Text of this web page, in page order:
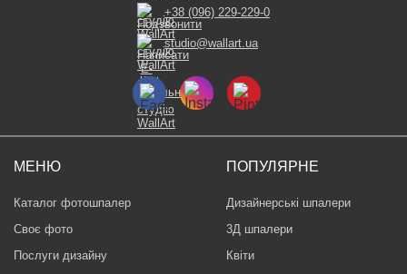
МЕНЮ
Каталог фотошпалер
Своє фото
Послуги дизайну
ПОПУЛЯРНЕ
Дизайнерські шпалери
3Д шпалери
Квіти
+38 (096) 229-229-0
studio@wallart.ua